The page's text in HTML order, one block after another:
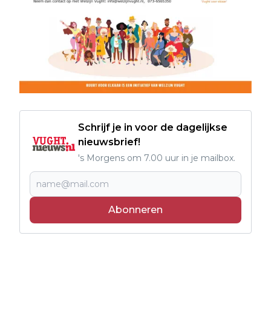
Schrijf je in voor de dagelijkse
nieuwsbrief!
's Morgens om 7.00 uur in je mailbox.
Abonneren